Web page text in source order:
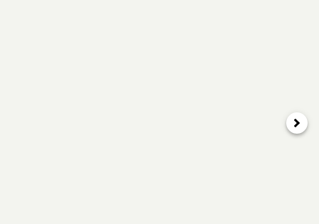
次へ